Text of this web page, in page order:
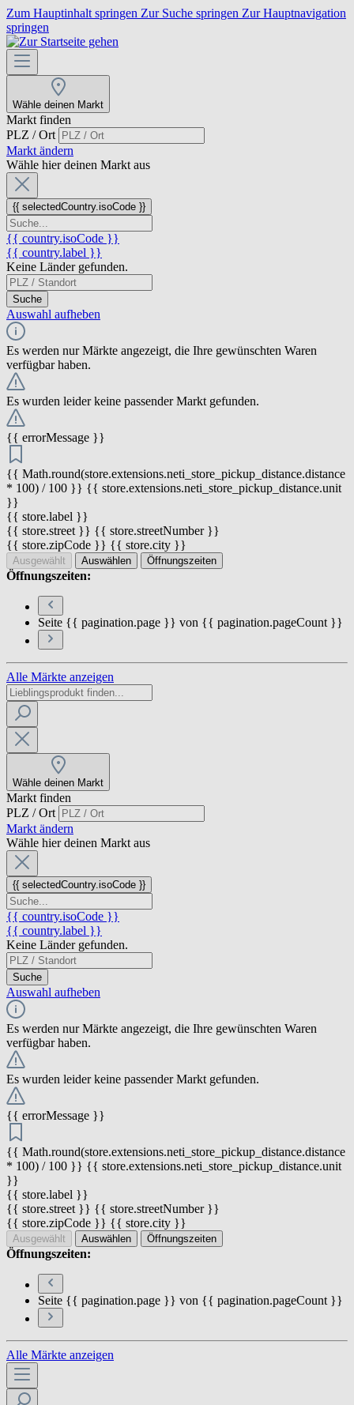
Zum Hauptinhalt springen Zur Suche springen Zur Hauptnavigation
springen
Wähle deinen Markt
Markt finden
PLZ / Ort
Markt ändern
Wähle hier deinen Markt aus
{{ selectedCountry.isoCode }}
{{ country.isoCode }}
{{ country.label }}
Keine Länder gefunden.
Suche
Auswahl aufheben
Es werden nur Märkte angezeigt, die Ihre gewünschten Waren
verfügbar haben.
Es wurden leider keine passender Markt gefunden.
{{ errorMessage }}
{{ Math.round(store.extensions.neti_store_pickup_distance.distance
* 100) / 100 }} {{ store.extensions.neti_store_pickup_distance.unit
}}
{{ store.label }}
{{ store.street }} {{ store.streetNumber }}
{{ store.zipCode }} {{ store.city }}
Ausgewählt Auswählen Öffnungszeiten
Öffnungszeiten:
Seite {{ pagination.page }} von {{ pagination.pageCount }}
Alle Märkte anzeigen
Wähle deinen Markt
Markt finden
PLZ / Ort
Markt ändern
Wähle hier deinen Markt aus
{{ selectedCountry.isoCode }}
{{ country.isoCode }}
{{ country.label }}
Keine Länder gefunden.
Suche
Auswahl aufheben
Es werden nur Märkte angezeigt, die Ihre gewünschten Waren
verfügbar haben.
Es wurden leider keine passender Markt gefunden.
{{ errorMessage }}
{{ Math.round(store.extensions.neti_store_pickup_distance.distance
* 100) / 100 }} {{ store.extensions.neti_store_pickup_distance.unit
}}
{{ store.label }}
{{ store.street }} {{ store.streetNumber }}
{{ store.zipCode }} {{ store.city }}
Ausgewählt Auswählen Öffnungszeiten
Öffnungszeiten:
Seite {{ pagination.page }} von {{ pagination.pageCount }}
Alle Märkte anzeigen